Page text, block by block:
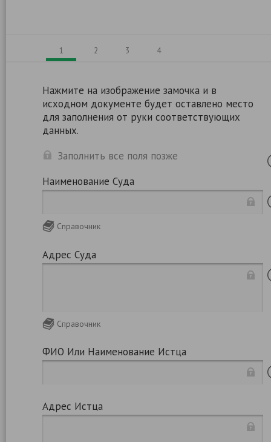
1 2 3 4
Нажмите на изображение замочка и в
исходном документе будет оставлено место
для заполнения от руки соответствующих
данных.
Заполнить все поля позже
Наименование Суда
Справочник
Адрес Суда
Справочник
ФИО Или Наименование Истца
Адрес Истца